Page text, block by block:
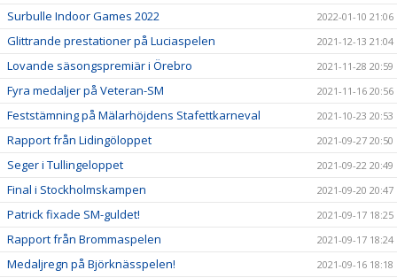
Surbulle Indoor Games 2022 2022-01-10 21:06
Glittrande prestationer på Luciaspelen 2021-12-13 21:04
Lovande säsongspremiär i Örebro 2021-11-28 20:59
Fyra medaljer på Veteran-SM 2021-11-16 20:56
Feststämning på Mälarhöjdens Stafettkarneval 2021-10-23 20:53
Rapport från Lidingöloppet 2021-09-27 20:50
Seger i Tullingeloppet 2021-09-22 20:49
Final i Stockholmskampen 2021-09-20 20:47
Patrick fixade SM-guldet! 2021-09-17 18:25
Rapport från Brommaspelen 2021-09-17 18:24
Medaljregn på Björknässpelen! 2021-09-16 18:18